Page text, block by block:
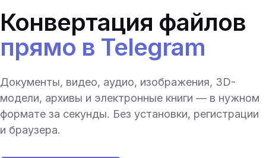
Конвертация файлов
прямо в Telegram
Документы, видео, аудио, изображения, 3D-
модели, архивы и электронные книги — в нужном
формате за секунды. Без установки, регистрации
и браузера.